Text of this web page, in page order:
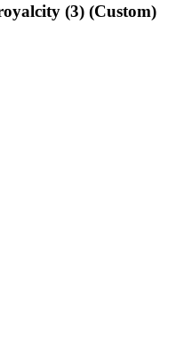
(3) (Custom)